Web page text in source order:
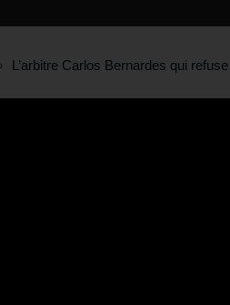
L’arbitre Carlos Bernardes qui